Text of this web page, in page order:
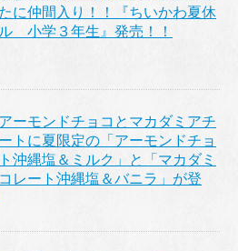
に仲間入り！！『ちいかわ夏休
小学３年生』発売！！
ーモンドチョコとマカダミアチ
トに夏限定の「アーモンドチョ
沖縄塩＆ミルク」と「マカダミ
レート沖縄塩＆バニラ」が登